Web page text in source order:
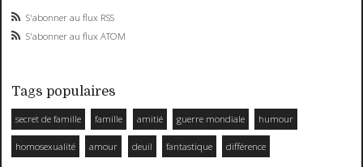
S'abonner au flux RSS
S'abonner au flux ATOM
Tags populaires
secret de famille famille amitié guerre mondiale humour
homosexualité amour deuil fantastique différence